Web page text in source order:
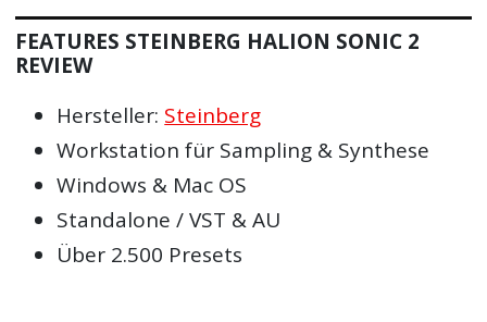
FEATURES STEINBERG HALION SONIC 2
REVIEW
Hersteller: Steinberg
Workstation für Sampling & Synthese
Windows & Mac OS
Standalone / VST & AU
Über 2.500 Presets